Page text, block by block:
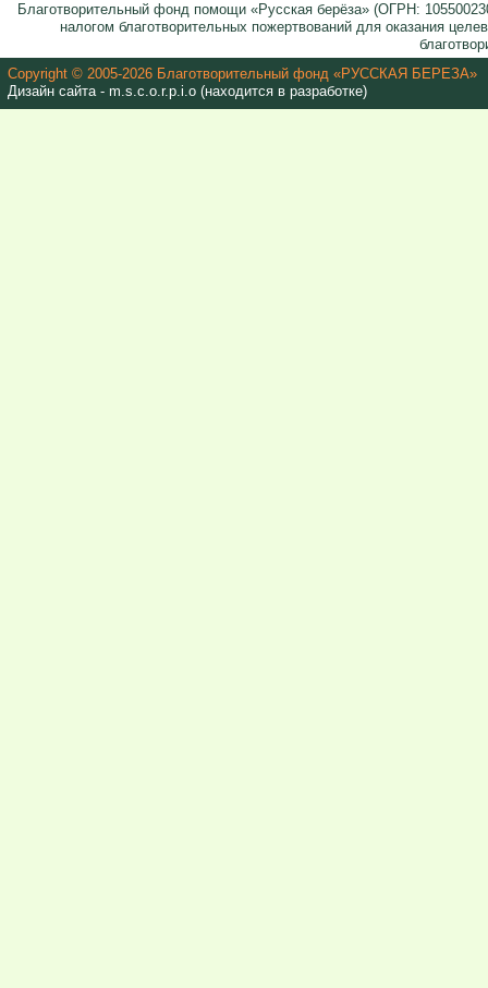
Благотворительный фонд помощи «Русская берёза» (ОГРН:
налогом благотворительных пожертвований для оказания
Copyright © 2005-2026 Благотворительный фонд «РУССКАЯ БЕРЕЗА»
Дизайн сайта - m.s.c.o.r.p.i.o (находится в разработке)